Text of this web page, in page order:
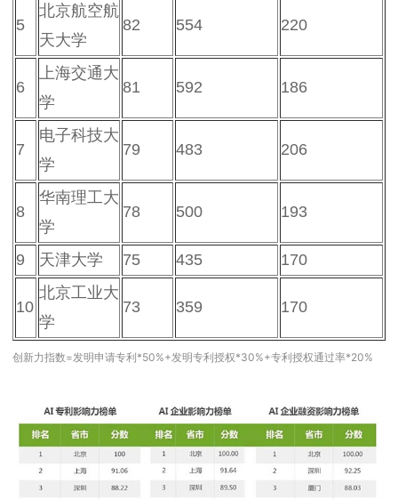
5
北京航空航
天大学
82 554 220
6
上海交通大
学
81 592 186
7
电子科技大
学
79 483 206
8
华南理工大
学
78 500 193
9 天津大学 75 435 170
10
北京工业大
学
73 359 170
创新力指数=发明申请专利*50%+发明专利授权*30%+专利授权通过率*20%